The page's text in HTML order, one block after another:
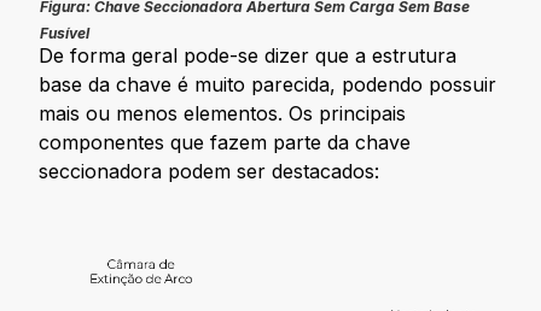
Figura: Chave Seccionadora Abertura Sem Carga Sem Base
Fusível
De forma geral pode-se dizer que a estrutura
base da chave é muito parecida, podendo possuir
mais ou menos elementos. Os principais
componentes que fazem parte da chave
seccionadora podem ser destacados: